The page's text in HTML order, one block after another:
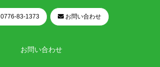
0776-83-1373 お問い合わせ
お問い合わせ